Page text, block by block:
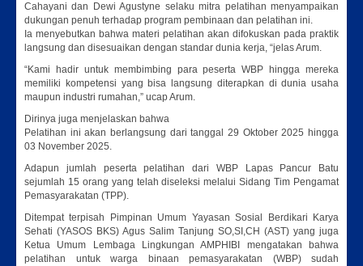
Cahayani dan Dewi Agustyne selaku mitra pelatihan menyampaikan
dukungan penuh terhadap program pembinaan dan pelatihan ini.
Ia menyebutkan bahwa materi pelatihan akan difokuskan pada praktik
langsung dan disesuaikan dengan standar dunia kerja, “jelas Arum.
“Kami hadir untuk membimbing para peserta WBP hingga mereka
memiliki kompetensi yang bisa langsung diterapkan di dunia usaha
maupun industri rumahan,” ucap Arum.
Dirinya juga menjelaskan bahwa
Pelatihan ini akan berlangsung dari tanggal 29 Oktober 2025 hingga
03 November 2025.
Adapun jumlah peserta pelatihan dari WBP Lapas Pancur Batu
sejumlah 15 orang yang telah diseleksi melalui Sidang Tim Pengamat
Pemasyarakatan (TPP).
Ditempat terpisah Pimpinan Umum Yayasan Sosial Berdikari Karya
Sehati (YASOS BKS) Agus Salim Tanjung SO,SI,CH (AST) yang juga
Ketua Umum Lembaga Lingkungan AMPHIBI mengatakan bahwa
pelatihan untuk warga binaan pemasyarakatan (WBP) sudah